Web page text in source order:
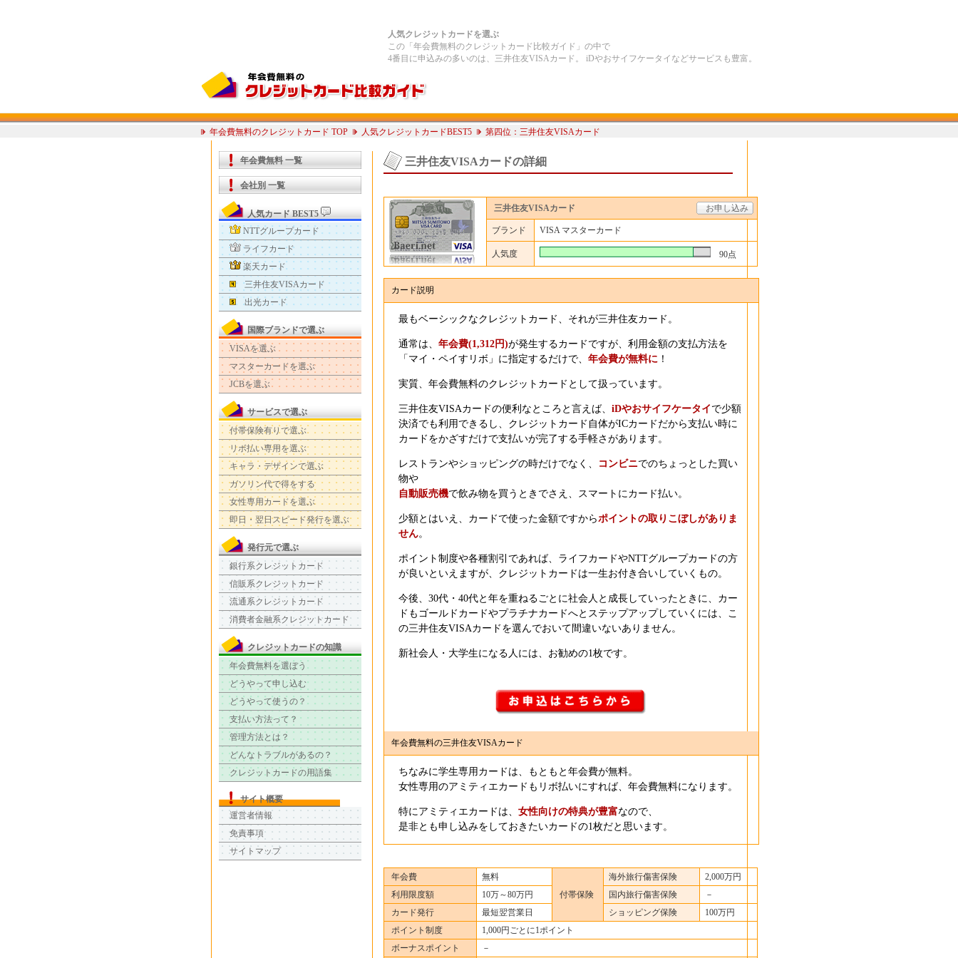
人気クレジットカードを選ぶ
この「年会費無料のクレジットカード比較ガイド」の中で
4番目に申込みの多いのは、三井住友VISAカード。 iDやおサイフケータイなどサービスも豊富。
年会費無料のクレジットカード TOP 人気クレジットカードBEST5 第四位：三井住友VISAカード
年会費無料 一覧
会社別 一覧
人気カード BEST5
NTTグループカード
ライフカード
楽天カード
三井住友VISAカード
出光カード
国際ブランドで選ぶ
VISAを選ぶ
マスターカードを選ぶ
JCBを選ぶ
サービスで選ぶ
付帯保険有りで選ぶ
リボ払い専用を選ぶ
キャラ・デザインで選ぶ
ガソリン代で得をする
女性専用カードを選ぶ
即日・翌日スピード発行を選ぶ
発行元で選ぶ
銀行系クレジットカード
信販系クレジットカード
流通系クレジットカード
消費者金融系クレジットカード
クレジットカードの知識
年会費無料を選ぼう
どうやって申し込む
どうやって使うの？
支払い方法って？
管理方法とは？
どんなトラブルがあるの？
クレジットカードの用語集
サイト概要
運営者情報
免責事項
サイトマップ
三井住友VISAカードの詳細
三井住友VISAカード お申し込み
ブランド VISA マスターカード
人気度 90点
カード説明
最もベーシックなクレジットカード、それが三井住友カード 。
通常は、 年会費(1,312円)が発生するカードですが、利用金額の支払方法を
「マイ・ペイすリボ」に指定するだけで、 年会費が無料に！
実質、年会費無料のクレジットカードとして扱っています。
三井住友VISAカードの便利なところと言えば、 iDやおサイフケータイ で少額
決済でも利用できるし、クレジットカード自体がICカードだから支払い時に
カードをかざすだけで支払いが完了する手軽さがあります。
レストランやショッピングの時だけでなく、 コンビニでのちょっとした買い
物や
自動販売機で飲み物を買うときでさえ、スマートにカード払い。
少額とはいえ、カードで使った金額ですからポイントの取りこぼしがありま
せん。
ポイント制度や各種割引であれば、ライフカードやNTTグループカードの方
が良いといえますが、クレジットカードは一生お付き合いしていくもの。
今後、30代・40代と年を重ねるごとに社会人と成長していったときに、カー
ドもゴールドカードやプラチナカードへとステップアップしていくには、こ
の三井住友VISAカードを選んでおいて間違いないありません。
新社会人・大学生になる人には、お勧めの1枚です。
年会費無料の三井住友VISAカード
ちなみに学生専用カードは、もともと年会費が無料。
女性専用のアミティエカードもリボ払いにすれば、年会費無料になります。
特にアミティエカードは、 女性向けの特典が豊富なので、
是非とも申し込みをしておきたいカードの1枚だと思います。
年会費
無料
付帯保険
海外旅行傷害保険
2,000万円
利用限度額
10万～80万円 国内旅行傷害保険
－
カード発行
最短翌営業日 ショッピング保険
100万円
ポイント制度
1,000円ごとに1ポイント
ボーナスポイント
－